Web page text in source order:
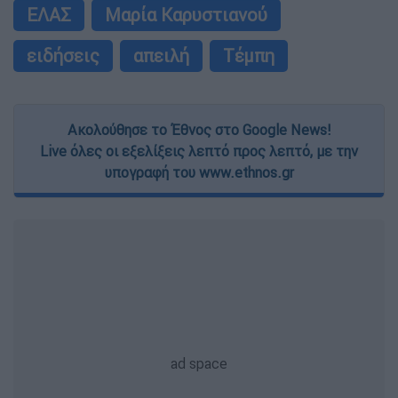
ΕΛΑΣ
Μαρία Καρυστιανού
ειδήσεις
απειλή Τέμπη
Ακολούθησε το Έθνος στο Google News!
Live όλες οι εξελίξεις λεπτό προς λεπτό, με την
υπογραφή του www.ethnos.gr